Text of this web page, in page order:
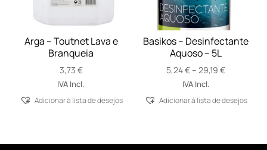
Arga – Toutnet Lava e
Branqueia
3,73 €
IVA Incl.
Adicionar á lista de desejos
Basikos – Desinfectante
Aquoso – 5L
5,24€ – 29,19€Price
through
IVA Incl.
Adicionar á lista de desejos